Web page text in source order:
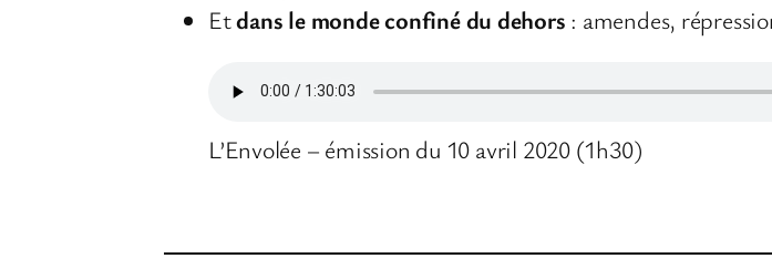
Etdans le monde confiné du dehors : amendes,
L’Envolée – émission du 10 avril 2020 (1h30)